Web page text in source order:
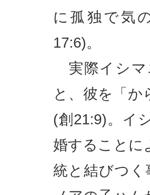
に孤独で気
17:6)。
実際イシマ
と、彼を「
(創21:9)。イ
婚することに
統と結びつく